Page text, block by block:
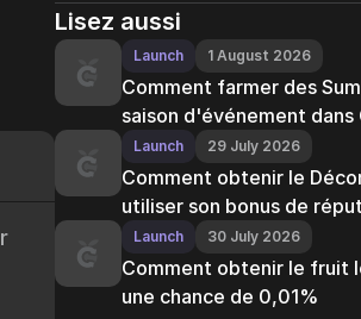
Lisez aussi
Launch 1 August 2026
Comment farmer des
saison d'événement dans
Launch 29 July 2026
Comment obtenir le
utiliser son bonus de
Launch 30 July 2026
Comment obtenir le fruit
une chance de 0,01%